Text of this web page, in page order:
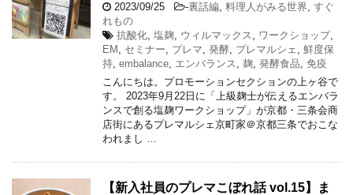
2023/09/25 -裏話編, 料理人がみる世界, すぐ
れもの
抗酸化, 塩麹, ウィルマックス , ワークショップ,
EM , セミナー, プレマ, 発酵, プレマルシェ , 鮮度保
持, embalance, エンバランス , 麹, 発酵食品, 免疫
こんにちは。プロモーションセクションの上ヶ谷で
す。 2023年9月22日に「上級麹士が伝えるエンバラ
ンスで創る塩麹ワークショップ」が京都・三条会商
店街にあるプレマルシェ京町家＠京都三条でおこな
われまし …
【新入社員のプレマこぼれ話 vol.15】ま